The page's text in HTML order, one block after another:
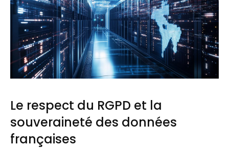
Le respect du RGPD et la
souveraineté des données
françaises